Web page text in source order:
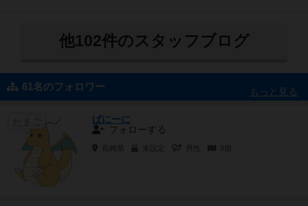
他102件のスタッフブログ
61名のフォロワー もっと見る
ぱにーに
フォローする
未設定